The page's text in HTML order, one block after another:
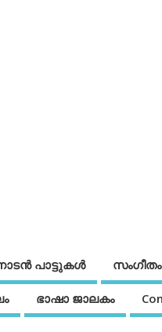
പാട്ടുകള്‍ സംഗീതം
ഭാഷാ ജാലകം